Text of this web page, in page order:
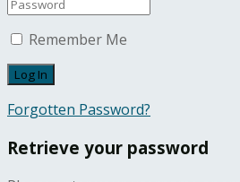
Remember Me
Forgotten Password?
Retrieve your password